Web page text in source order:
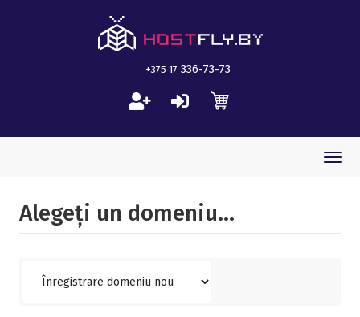
+375 17 336-73-73
Alegeți un domeniu...